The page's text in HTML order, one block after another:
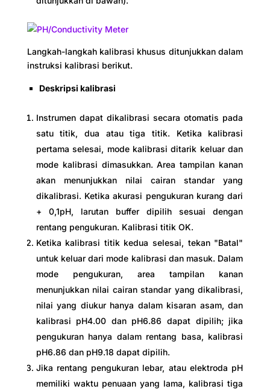
Langkah-langkah kalibrasi khusus ditunjukkan dalam
instruksi kalibrasi berikut.
Deskripsi kalibrasi
Instrumen dapat dikalibrasi secara otomatis pada
satu titik, dua atau tiga titik. Ketika kalibrasi
pertama selesai, mode kalibrasi ditarik keluar dan
mode kalibrasi dimasukkan. Area tampilan kanan
akan menunjukkan nilai cairan standar yang
dikalibrasi. Ketika akurasi pengukuran kurang dari
+ 0,1pH, larutan buffer dipilih sesuai dengan
rentang pengukuran. Kalibrasi titik OK.
Ketika kalibrasi titik kedua selesai, tekan "Batal"
untuk keluar dari mode kalibrasi dan masuk. Dalam
mode pengukuran, area tampilan kanan
menunjukkan nilai cairan standar yang dikalibrasi,
nilai yang diukur hanya dalam kisaran asam, dan
kalibrasi pH4.00 dan pH6.86 dapat dipilih; jika
pengukuran hanya dalam rentang basa, kalibrasi
pH6.86 dan pH9.18 dapat dipilih.
Jika rentang pengukuran lebar, atau elektroda pH
memiliki waktu penuaan yang lama, kalibrasi tiga